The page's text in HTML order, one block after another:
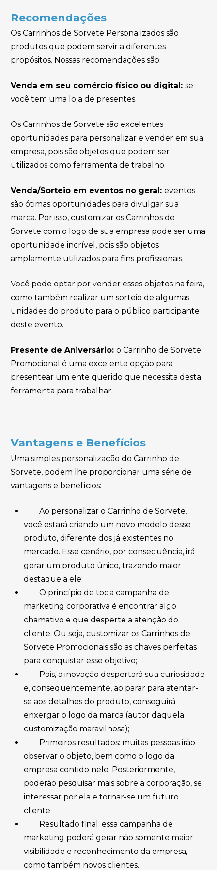
Recomendações
Os Carrinhos de Sorvete Personalizados são
produtos que podem servir a diferentes
propósitos. Nossas recomendações são:
Venda em seu comércio físico ou digital:se
você tem uma loja de presentes.
Os Carrinhos de Sorvete são excelentes
oportunidades para personalizar e vender em sua
empresa, pois são objetos que podem ser
utilizados como ferramenta de trabalho.
Venda/Sorteio em eventos no geral:eventos
são ótimas oportunidades para divulgar sua
marca. Por isso, customizar os Carrinhos de
Sorvete com o logo de sua empresa pode ser uma
oportunidade incrível, pois são objetos
amplamente utilizados para fins profissionais.
Você pode optar por vender esses objetos na feira,
como também realizar um sorteio de algumas
unidades do produto para o público participante
deste evento.
Presente de Aniversário:o Carrinho de Sorvete
Promocional é uma excelente opção para
presentear um ente querido que necessita desta
ferramenta para trabalhar.
Vantagens e Benefícios
Uma simples personalização do Carrinho de
Sorvete, podem lhe proporcionar uma série de
vantagens e benefícios:
Ao personalizar o Carrinho de Sorvete,
você estará criando um novo modelo desse
produto, diferente dos já existentes no
mercado. Esse cenário, por consequência, irá
gerar um produto único, trazendo maior
destaque a ele;
O princípio de toda campanha de
marketing corporativa é encontrar algo
chamativo e que desperte a atenção do
cliente. Ou seja, customizar os Carrinhos de
Sorvete Promocionais são as chaves perfeitas
para conquistar esse objetivo;
Pois, a inovação despertará sua curiosidade
e, consequentemente, ao parar para atentar-
se aos detalhes do produto, conseguirá
enxergar o logo da marca (autor daquela
customização maravilhosa);
Primeiros resultados: muitas pessoas irão
observar o objeto, bem como o logo da
empresa contido nele. Posteriormente,
poderão pesquisar mais sobre a corporação, se
interessar por ela e tornar-se um futuro
cliente.
Resultado final: essa campanha de
marketing poderá gerar não somente maior
visibilidade e reconhecimento da empresa,
como também novos clientes.